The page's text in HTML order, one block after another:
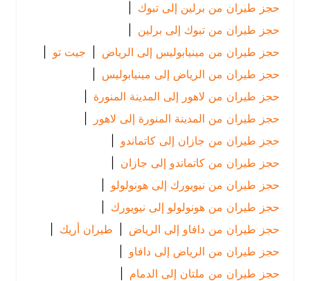
حجز طيران من برلين إلى تبوك
|
حجز طيران من تبوك إلى برلين |
حجز طيران من مينيابوليس إلى الرياض
| جيت تو |
حجز طيران من الرياض إلى مينيابوليس |
حجز طيران من لاهور إلى المدينة المنورة |
حجز طيران من المدينة المنورة إلى لاهور |
حجز طيران من جازان إلى كاتماندو |
حجز طيران من كاتماندو إلى جازان
|
حجز طيران من نيويورك إلى هونولولو |
حجز طيران من هونولولو إلى نيويورك |
حجز طيران من دافاو إلى الرياض
| طيران أريك
|
حجز طيران من الرياض إلى دافاو
|
حجز طيران من ملتان إلى الدمام
|